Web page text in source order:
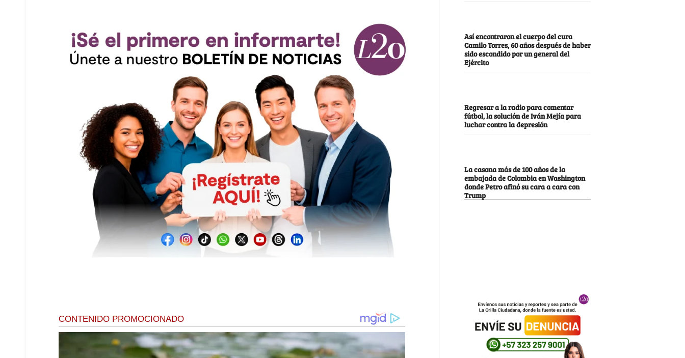
Así encontraron el cuerpo del cura
Camilo Torres, 60 años después de haber
sido escondido por un general del
Ejército
Regresar a la radio para comentar
fútbol, la solución de Iván Mejía para
luchar contra la depresión
La casona más de 100 años de la
embajada de Colombia en Washington
donde Petro afinó su cara a cara con
Trump